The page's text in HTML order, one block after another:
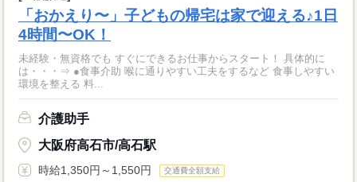
「おかえり〜」子どもの帰宅は家で迎える♪1日
4時間〜OK！
未経験・無資格でも すぐにできるお仕事からスタート！ 具体的に
は・・・⇒ ●食事介助 喉に通りやすい工夫をするなど 食事しやすい
環境を整える 料...
介護助手
大阪府高石市/高石駅
時給1,350円～1,550円 交通費全額支給